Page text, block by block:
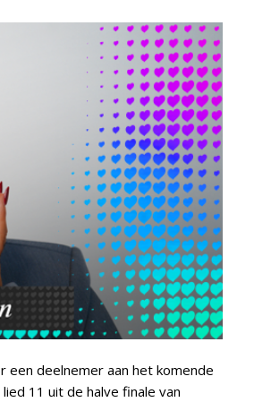
een deelnemer aan het komende
11 uit de halve finale van